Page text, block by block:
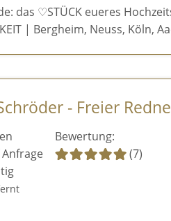
das ♡STÜCK eueres
| Bergheim, Neuss, Köln,
- Freier
Anfrage
Bewertung:
(7)